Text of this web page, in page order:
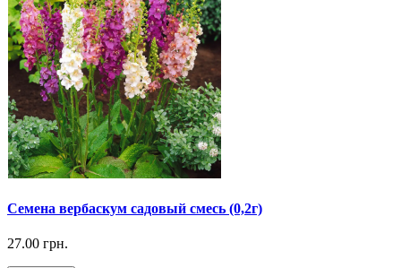
Семена вербаскум садовый смесь (0,2г)
27.00 грн.